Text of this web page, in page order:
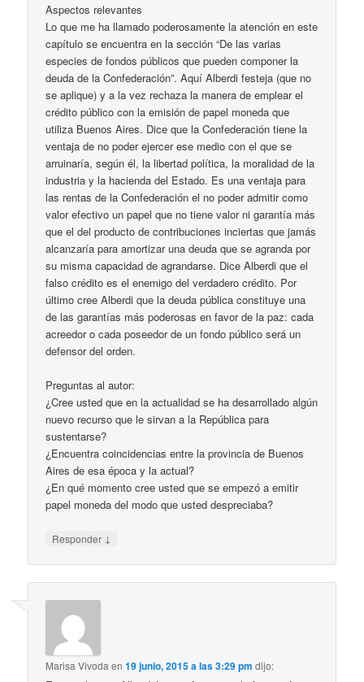
Aspectos relevantes
Lo que me ha llamado poderosamente la atención en este
capítulo se encuentra en la sección “De las varias
especies de fondos públicos que pueden componer la
deuda de la Confederación”. Aquí Alberdi festeja (que no
se aplique) y a la vez rechaza la manera de emplear el
crédito público con la emisión de papel moneda que
utiliza Buenos Aires. Dice que la Confederación tiene la
ventaja de no poder ejercer ese medio con el que se
arruinaría, según él, la libertad política, la moralidad de la
industria y la hacienda del Estado. Es una ventaja para
las rentas de la Confederación el no poder admitir como
valor efectivo un papel que no tiene valor ni garantía más
que el del producto de contribuciones inciertas que jamás
alcanzaría para amortizar una deuda que se agranda por
su misma capacidad de agrandarse. Dice Alberdi que el
falso crédito es el enemigo del verdadero crédito. Por
último cree Alberdi que la deuda pública constituye una
de las garantías más poderosas en favor de la paz: cada
acreedor o cada poseedor de un fondo público será un
defensor del orden.
Preguntas al autor:
¿Cree usted que en la actualidad se ha desarrollado algún
nuevo recurso que le sirvan a la República para
sustentarse?
¿Encuentra coincidencias entre la provincia de Buenos
Aires de esa época y la actual?
¿En qué momento cree usted que se empezó a emitir
papel moneda del modo que usted despreciaba?
Responder ↓
Marisa Vivoda en19 junio, 2015 a las 3:29 pm dijo: